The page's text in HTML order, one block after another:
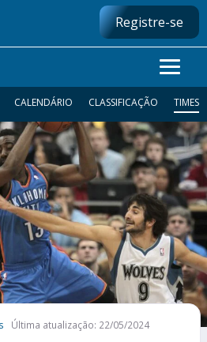
Registre-se
CALENDÁRIO CLASSIFICAÇÃO TIMES
Última atualização: 22/05/2024